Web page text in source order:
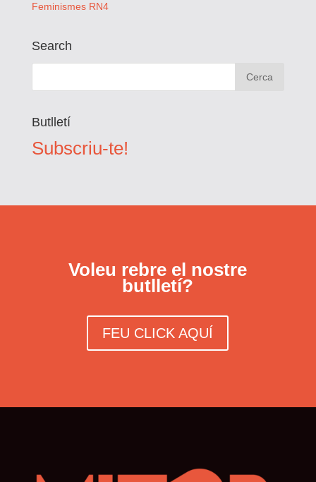
Feminismes RN4
Search
Butlletí
Subscriu-te!
Voleu rebre el nostre
butlletí?
FEU CLICK AQUÍ